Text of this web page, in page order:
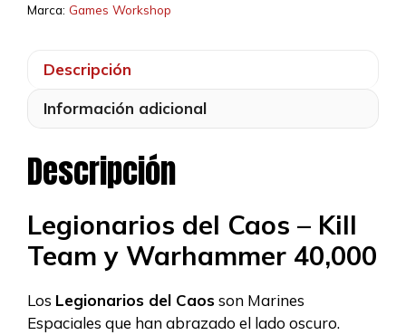
datos
Marca: Games Workshop
Descripción
Información adicional
Descripción
Legionarios del Caos – Kill
Team y Warhammer 40,000
Los Legionarios del Caosson Marines
Espaciales que han abrazado el lado oscuro.